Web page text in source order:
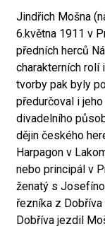
Jindřich Mošna
6.května 1911 v
předních herců
charakterních rolí
tvorby pak byly
předurčoval i
divadelního
dějin českého
Harpagon v
nebo principál v
ženatý s
řezníka z Dobříva
Dobříva jezdil